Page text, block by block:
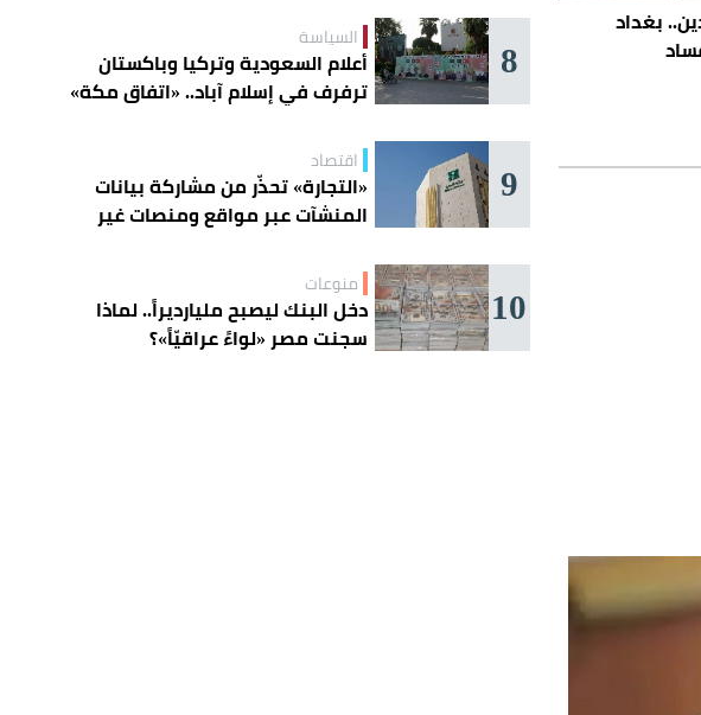
بغداد
8 السياسة
أعلام السعودية وتركيا وباكستان
ترفرف في إسلام آباد.. «اتفاق مكة»
9 اقتصاد
«التجارة» تحذّر من مشاركة بيانات
المنشآت عبر مواقع ومنصات غير
10 منوعات
دخل البنك ليصبح مليارديراً.. لماذا
سجنت مصر «لواءً عراقيّاً»؟